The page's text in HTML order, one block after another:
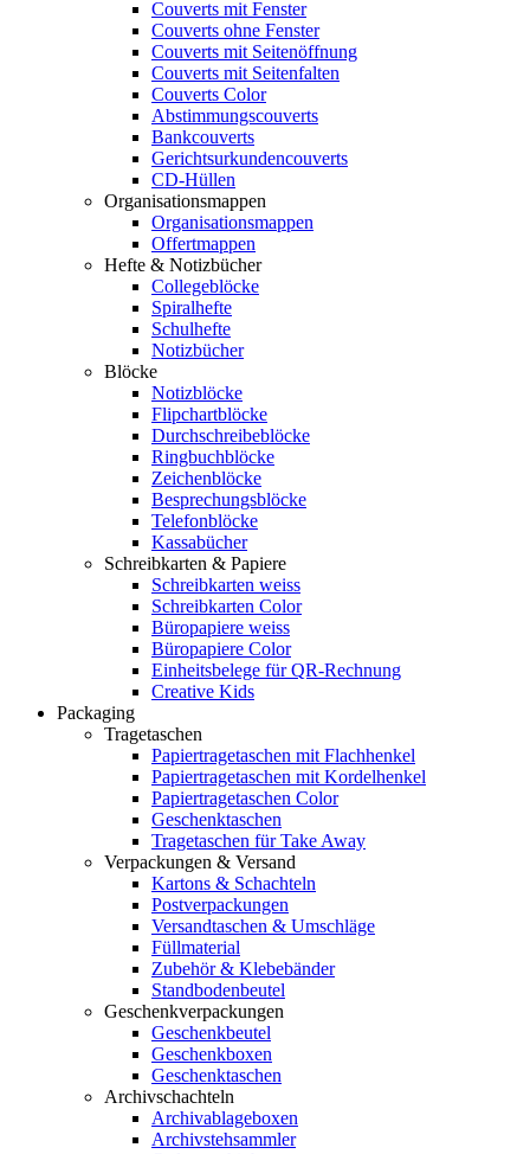
Couverts mit Fenster
Couverts ohne Fenster
Couverts mit Seitenöffnung
Couverts mit Seitenfalten
Couverts Color
Abstimmungscouverts
Bankcouverts
Gerichtsurkundencouverts
CD-Hüllen
Organisationsmappen
Organisationsmappen
Offertmappen
Hefte & Notizbücher
Collegeblöcke
Spiralhefte
Schulhefte
Notizbücher
Blöcke
Notizblöcke
Flipchartblöcke
Durchschreibeblöcke
Ringbuchblöcke
Zeichenblöcke
Besprechungsblöcke
Telefonblöcke
Kassabücher
Schreibkarten & Papiere
Schreibkarten weiss
Schreibkarten Color
Büropapiere weiss
Büropapiere Color
Einheitsbelege für QR-Rechnung
Creative Kids
Packaging
Tragetaschen
Papiertragetaschen mit Flachhenkel
Papiertragetaschen mit Kordelhenkel
Papiertragetaschen Color
Geschenktaschen
Tragetaschen für Take Away
Verpackungen & Versand
Kartons & Schachteln
Postverpackungen
Versandtaschen & Umschläge
Füllmaterial
Zubehör & Klebebänder
Standbodenbeutel
Geschenkverpackungen
Geschenkbeutel
Geschenkboxen
Geschenktaschen
Archivschachteln
Archivablageboxen
Archivstehsammler